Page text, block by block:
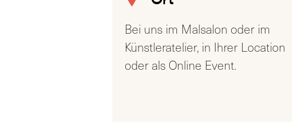
Bei uns im Malsalon oder im
Künstleratelier, in Ihrer Location
oder als Online Event.